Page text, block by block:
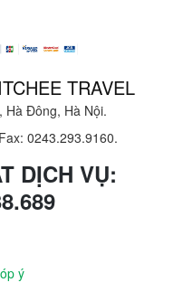
TRAVEL
Hà Đông, Hà Nội.
Fax: 0243.293.9160.
DỊCH VỤ:
ý